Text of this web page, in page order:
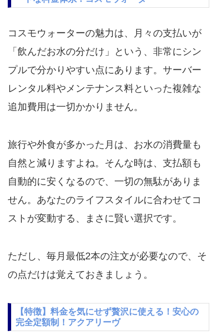
コスモウォーターの魅力は、月々の支払いが
「飲んだお水の分だけ」という、非常にシン
プルで分かりやすい点にあります。サーバー
レンタル料やメンテナンス料といった複雑な
追加費用は一切かかりません。
旅行や外食が多かった月は、お水の消費量も
自然と減りますよね。そんな時は、支払額も
自動的に安くなるので、一切の無駄がありま
せん。あなたのライフスタイルに合わせてコ
ストが変動する、まさに賢い選択です。
ただし、毎月最低2本の注文が必要なので、そ
の点だけは覚えておきましょう。
【特徴】料金を気にせず贅沢に使える！安心の
完全定額制！アクアリーヴ